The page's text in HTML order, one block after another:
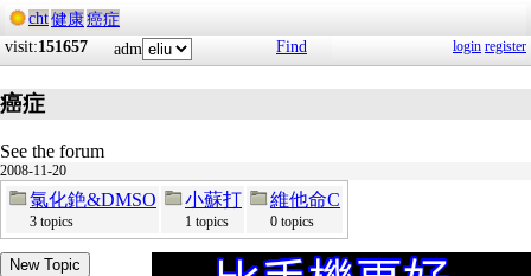
cht健康癌症
visit:151657 adm Find login register
癌症
See the forum
2008-11-20
氯化銫&DMSO
3 topics
小蘇打
1 topics
維他命C
0 topics
New Topic